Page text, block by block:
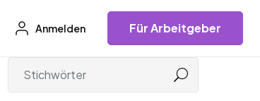
Anmelden Für Arbeitgeber